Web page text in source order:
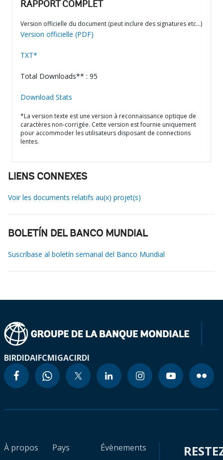
RAPPORT COMPLET
Version officielle du document (peut inclure des signatures etc…)
Version officielle (PDF)
TXT*
Total Downloads** : 95
Download Stats
*La version texte est une version à reconnaissance optique de
caractères non-corrigée. Cette version est fournie uniquement
pour accommoder les utilisateurs disposant de connections
lentes.
LIENS CONNEXES
Voir les documents relatifs au(x) projet(s)
BOLETÍN DEL BANCO MUNDIAL
Suscríbase al boletín semanal del Banco Mundial
BIRDIDAIFCMIGACIRDI
À propos
Pays
Évènements